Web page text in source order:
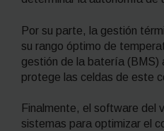
Por su parte, la gestión
su rango óptimo de
gestión de la batería (BMS)
protege las celdas de este
Finalmente, el software del
sistemas para optimizar el